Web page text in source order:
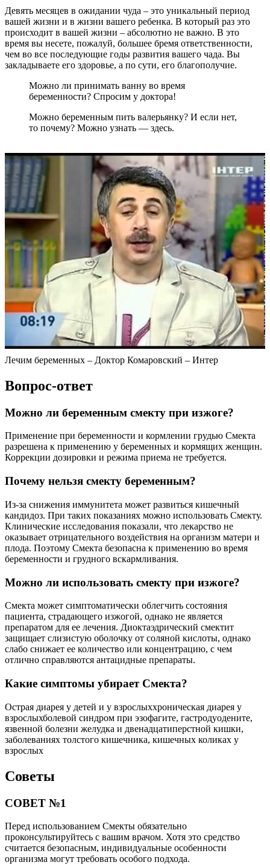
Девять месяцев в ожидании чуда – это уникальный период
вашей жизни и в жизни вашего ребенка. В который раз это
происходит в вашей жизни – абсолютно не важно. В это
время вы несете, пожалуй, большее бремя ответственности,
чем во все последующие годы развития вашего чада. Вы
закладываете его здоровье, а по сути, его благополучие.
Можно ли принимать ванну во время
беременности? Спросим у доктора!
Можно беременным пить валерьянку? И если нет,
то почему? Можно узнать — здесь.
Лечим беременных – Доктор Комаровский – Интер
Вопрос-ответ
Можно ли беременным смекту при изжоге?
Применение при беременности и кормлении грудью Смекта
разрешена к применению у беременных и кормящих женщин.
Коррекции дозировки и режима приема не требуется.
Почему нельзя смекту беременным?
Из-за снижения иммунитета может развиться кишечный
кандидоз. При таких показаниях можно использовать Смекту.
Клинические исследования показали, что лекарство не
оказывает отрицательного воздействия на организм матери и
плода. Поэтому Смекта безопасна к применению во время
беременности и грудного вскармливания.
Можно ли использовать смекту при изжоге?
Смекта может симптоматически облегчить состояния
пациента, страдающего изжогой, однако не является
препаратом для ее лечения. Диоктаэдрический смектит
защищает слизистую оболочку от соляной кислоты, однако
слабо снижает ее количество или концентрацию, с чем
отлично справляются антацидные препараты.
Какие симптомы убирает Смекта?
Острая диарея у детей и у взрослыххроническая диарея у
взрослыхболевой синдром при эзофагите, гастродуодените,
язвенной болезни желудка и двенадцатиперстной кишки,
заболеваниях толстого кишечника, кишечных коликах у
взрослых
Советы
СОВЕТ №1
Перед использованием Смекты обязательно
проконсультируйтесь с вашим врачом. Хотя это средство
считается безопасным, индивидуальные особенности
организма могут требовать особого подхода.